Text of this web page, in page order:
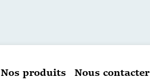
Nos produits Nous contacter